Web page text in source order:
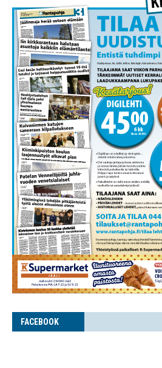
FACE­BOOK